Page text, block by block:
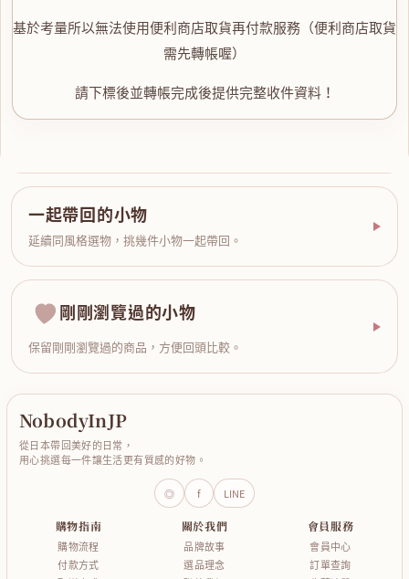
基於考量所以無法使用便利商店取貨再付款服務（便利商店取貨
需先轉帳喔）
請下標後並轉帳完成後提供完整收件資料！
一起帶回的小物
延續同風格選物，挑幾件小物一起帶回。
剛剛瀏覽過的小物
保留剛剛瀏覽過的商品，方便回頭比較。
NobodyInJP
從日本帶回美好的日常，
用心挑選每一件讓生活更有質感的好物。
◎ f LINE
購物指南
購物流程
付款方式
關於我們
品牌故事
選品理念
會員服務
會員中心
訂單查詢